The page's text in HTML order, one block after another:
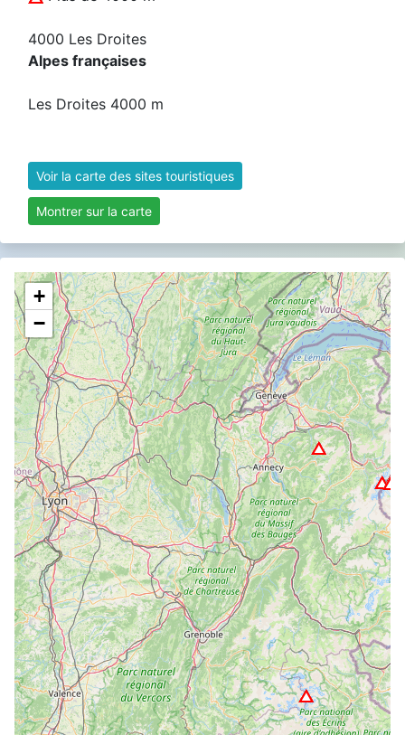
4000 Les Droites
Alpes françaises
Les Droites 4000 m
Voir la carte des sites touristiques
Montrer sur la carte
+
−